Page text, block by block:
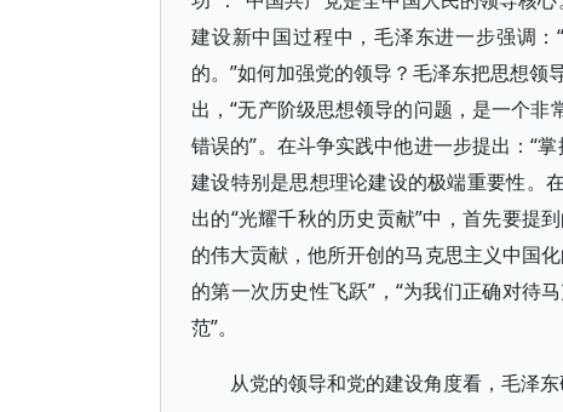
建设新中国过程中，毛泽东进一步强调
的。”如何加强党的领导？毛泽东把思想
出，“无产阶级思想领导的问题，是一个
错误的”。在斗争实践中他进一步提出：“
建设特别是思想理论建设的极端重要性。
出的“光耀千秋的历史贡献”中，首先要提
的伟大贡献，他所开创的马克思主义中国
的第一次历史性飞跃”，“为我们正确对待
范”。
从党的领导和党的建设角度看，毛泽